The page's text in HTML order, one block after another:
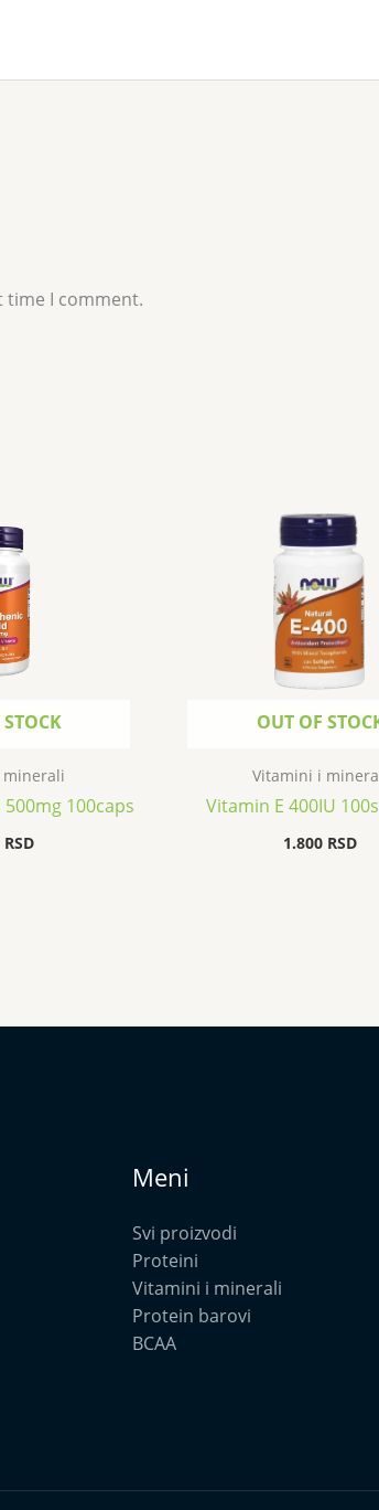
time I comment.
100caps
RSD
OUT OF
Vitamini i
Vitamin E 400IU
1.800 RSD
Meni
Svi proizvodi
Proteini
Vitamini i minerali
Protein barovi
BCAA